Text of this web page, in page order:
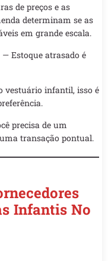
de preços e as
determinam se as
em grande escala.
— Estoque atrasado é
vestuário infantil, isso é
precisa de um
transação pontual.
Infantis No